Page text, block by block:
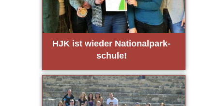
HJK ist wie­der Natio­nal­park­
schu­le!